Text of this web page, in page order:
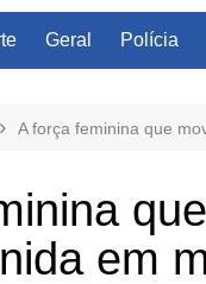
Geral Polícia
A força feminina que
em